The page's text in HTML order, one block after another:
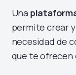
Una
permite crear y
necesidad de
que te ofrecen